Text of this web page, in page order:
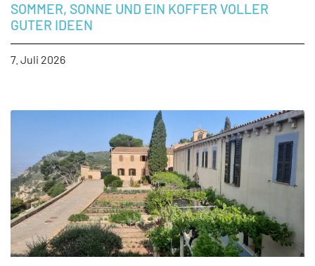
SOMMER, SONNE UND EIN KOFFER VOLLER
GUTER IDEEN
7. Juli 2026